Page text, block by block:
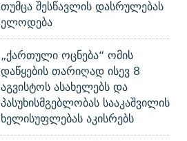
თუმცა შესწავლის დასრულებას
ელოდება
„ქართული ოცნება“ ომის
დაწყების თარიღად ისევ 8
აგვისტოს ასახელებს და
პასუხისმგებლობას სააკაშვილის
ხელისუფლებას აკისრებს